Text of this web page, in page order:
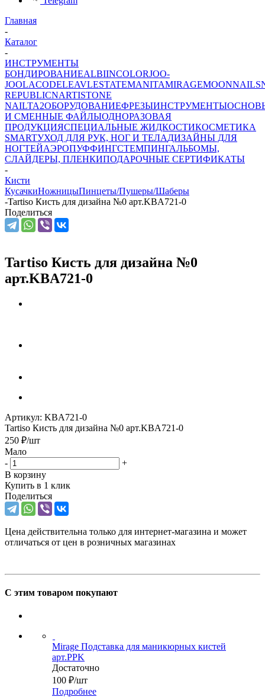
Главная
-
Каталог
-
ИНСТРУМЕНТЫ
БОНДИРОВАНИЕALBIINCOLORJOO-
JOOLACODELEAVLESTATEMANITAMIRAGEMOONNAILS
REPUBLICNARTISTONE
NAILTA2ОБОРУДОВАНИЕФРЕЗЫИНСТРУМЕНТЫ
И СМЕННЫЕ ФАЙЛЫОДНОРАЗОВАЯ
ПРОДУКЦИЯСПЕЦИАЛЬНЫЕ ЖИДКОСТИКОСМЕТИКА
SMARTУХОД ДЛЯ РУК, НОГ И ТЕЛАДИЗАЙНЫ ДЛЯ
НОГТЕЙАЭРОПУФФИНГСТЕМПИНГАЛЬБОМЫ,
СЛАЙДЕРЫ, ПЛЕНКИПОДАРОЧНЫЕ СЕРТИФИКАТЫ
-
Кисти
КусачкиНожницыПинцеты/Пушеры/Шаберы
-Tartiso Кисть для дизайна №0 арт.KBA721-0
Поделиться
Tartiso Кисть для дизайна №0
арт.KBA721-0
Артикул: KBA721-0
Tartiso Кисть для дизайна №0 арт.KBA721-0
250 ₽/шт
Мало
-
+
В корзину
Купить в 1 клик
Поделиться
Цена действительна только для интернет-магазина и может
отличаться от цен в розничных магазинах
С этим товаром покупают
Mirage Подставка для маникюрных кистей
арт.PPK
Достаточно
100 ₽/шт
Подробнее